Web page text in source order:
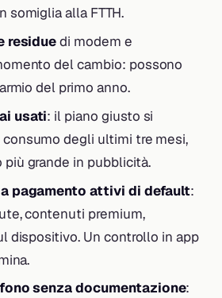
somiglia alla FTTH.
residuedi modem e
del cambio: possono
del primo anno.
usati: il piano giusto si
degli ultimi tre mesi,
più grande in pubblicità.
pagamento attivi di default:
contenuti premium,
dispositivo. Un controllo in app
senza documentazione: